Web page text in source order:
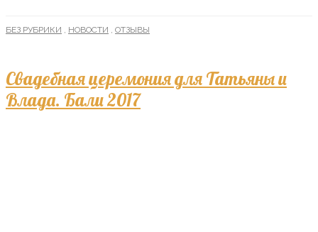
БЕЗ РУБРИКИ НОВОСТИ ОТЗЫВЫ
Свадебная церемония для Татьяны и
Влада. Бали 2017